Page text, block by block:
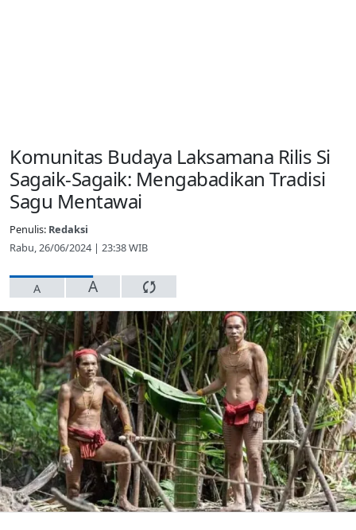
Komunitas Budaya Laksamana Rilis Si
Sagaik-Sagaik: Mengabadikan Tradisi
Sagu Mentawai
Penulis: Redaksi
Rabu, 26/06/2024 | 23:38 WIB
A A